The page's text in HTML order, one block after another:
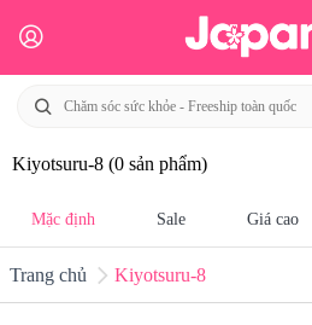
Kiyotsuru-8 (0 sản phẩm)
Mặc định Sale Giá cao
Trang chủ Kiyotsuru-8